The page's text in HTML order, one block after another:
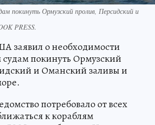
покинуть Ормузский пролив, Персидский и
PRESS.
заявил о необходимости
покинуть Ормузский
и Оманский заливы и
потребовало от всех
к кораблям